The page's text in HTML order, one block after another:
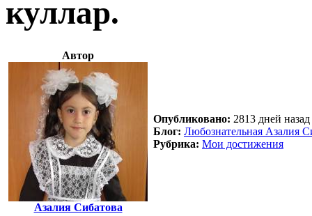
куллар.
Автор
Азалия Сибатова
Опубликовано: 2813 дней
Блог: Любознательная Азалия
Рубрика: Мои достижения